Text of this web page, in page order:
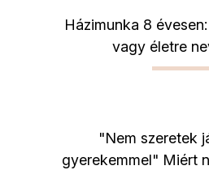
Házimunka 8
vagy életre
"Nem szeretek
gyerekemmel" Miért